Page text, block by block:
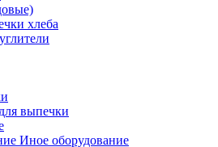
хлеба
выпечки
Иное оборудование